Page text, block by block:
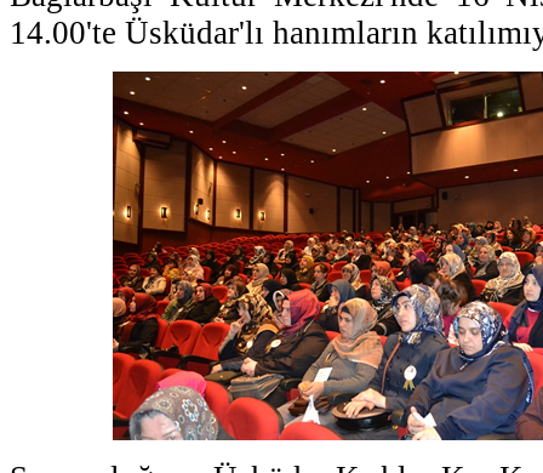
14.00'te Üsküdar'lı hanımların